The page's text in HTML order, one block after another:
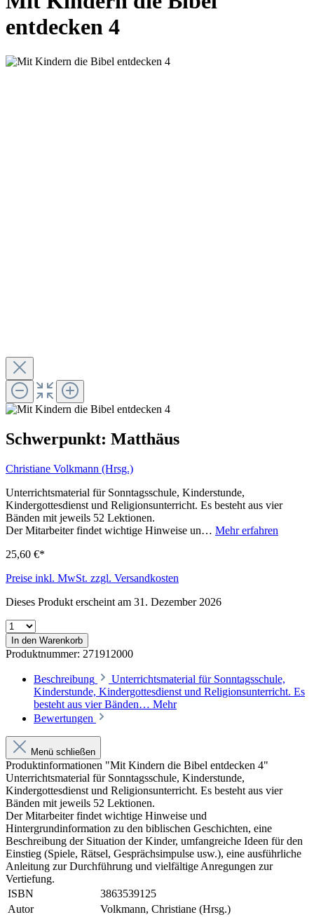
entdecken 4
Schwerpunkt: Matthäus
Christiane Volkmann (Hrsg.)
Unterrichtsmaterial für Sonntagsschule, Kinderstunde,
Kindergottesdienst und Religionsunterricht. Es besteht aus vier
Bänden mit jeweils 52 Lektionen.
Der Mitarbeiter findet wichtige Hinweise un… Mehr erfahren
25,60 €*
Preise inkl. MwSt. zzgl. Versandkosten
Dieses Produkt erscheint am 31. Dezember 2026
In den Warenkorb
Produktnummer: 271912000
Beschreibung
Unterrichtsmaterial für Sonntagsschule,
Kinderstunde, Kindergottesdienst und Religionsunterricht. Es
besteht aus vier Bänden… Mehr
Bewertungen
Menü schließen
Produktinformationen "Mit Kindern die Bibel entdecken 4"
Unterrichtsmaterial für Sonntagsschule, Kinderstunde,
Kindergottesdienst und Religionsunterricht. Es besteht aus vier
Bänden mit jeweils 52 Lektionen.
Der Mitarbeiter findet wichtige Hinweise und
Hintergrundinformation zu den biblischen Geschichten, eine
Beschreibung der Situation der Kinder, umfangreiche Ideen für den
Einstieg (Spiele, Rätsel, Gesprächsimpulse usw.), eine ausführliche
Anleitung zur Durchführung und vielfältige Anregungen zur
Vertiefung.
ISBN
3863539125
Autor
Volkmann, Christiane (Hrsg.)